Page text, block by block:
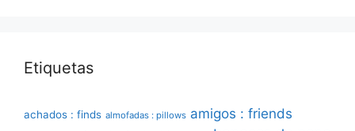
Etiquetas
achados : finds almofadas : pillows amigos : friends